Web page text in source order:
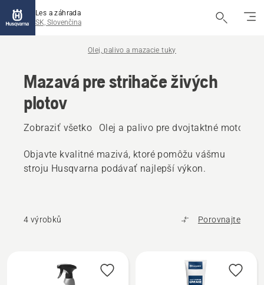
Les a záhrada
SK, Slovenčina
Olej, palivo a mazacie tuky
Mazavá pre strihače živých
plotov
Zobraziť všetko Olej a palivo pre dvojtaktné motory
Objavte kvalitné mazivá, ktoré pomôžu vášmu
stroju Husqvarna podávať najlepší výkon.
4 výrobků Porovnajte